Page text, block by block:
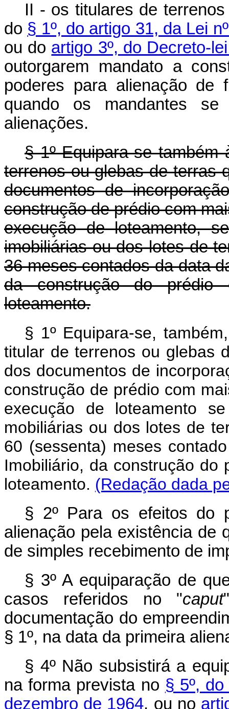
II - os titulares de
do § 1º, do artigo 31, da Lei
ou do artigo 3º, do Decreto-
outorgarem mandato a
poderes para alienação de
quando os mandantes se
alienações.
§ 1º Equipara-se
terrenos ou glebas de terras
documentos de
construção de prédio com
execução de loteamento,
imobiliárias ou dos lotes de
36 meses contados da data
da construção do
loteamento.
§ 1º Equipara-se,
titular de terrenos ou glebas
dos documentos de
construção de prédio com
execução de loteamento
mobiliárias ou dos lotes de
60 (sessenta) meses
Imobiliário, da construção do
loteamento. (Redação dada
§ 2º Para os efeitos do
alienação pela existência de
de simples recebimento de
§ 3º A equiparação de
casos referidos no "caput
documentação do
§ 1º, na data da primeira
§ 4º Não subsistirá a
na forma prevista no § 5º,
dezembro de 1964, ou no